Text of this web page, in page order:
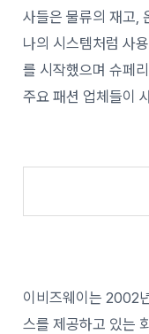
사들은 물류의 재고,
나의 시스템처럼 사
를 시작했으며 슈페
주요 패션 업체들이
이비즈웨이는 2002
스를 제공하고 있는